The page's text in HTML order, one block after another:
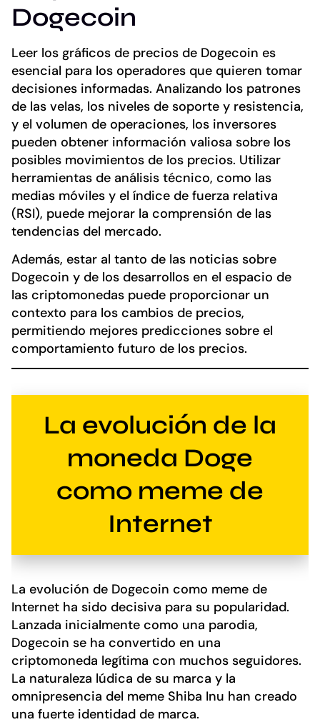
Dogecoin
Leer los gráficos de precios de Dogecoin es
esencial para los operadores que quieren tomar
decisiones informadas. Analizando los patrones
de las velas, los niveles de soporte y resistencia,
y el volumen de operaciones, los inversores
pueden obtener información valiosa sobre los
posibles movimientos de los precios. Utilizar
herramientas de análisis técnico, como las
medias móviles y el índice de fuerza relativa
(RSI), puede mejorar la comprensión de las
tendencias del mercado.
Además, estar al tanto de las noticias sobre
Dogecoin y de los desarrollos en el espacio de
las criptomonedas puede proporcionar un
contexto para los cambios de precios,
permitiendo mejores predicciones sobre el
comportamiento futuro de los precios.
La evolución de la
moneda Doge
como meme de
Internet
La evolución de Dogecoin como meme de
Internet ha sido decisiva para su popularidad.
Lanzada inicialmente como una parodia,
Dogecoin se ha convertido en una
criptomoneda legítima con muchos seguidores.
La naturaleza lúdica de su marca y la
omnipresencia del meme Shiba Inu han creado
una fuerte identidad de marca.